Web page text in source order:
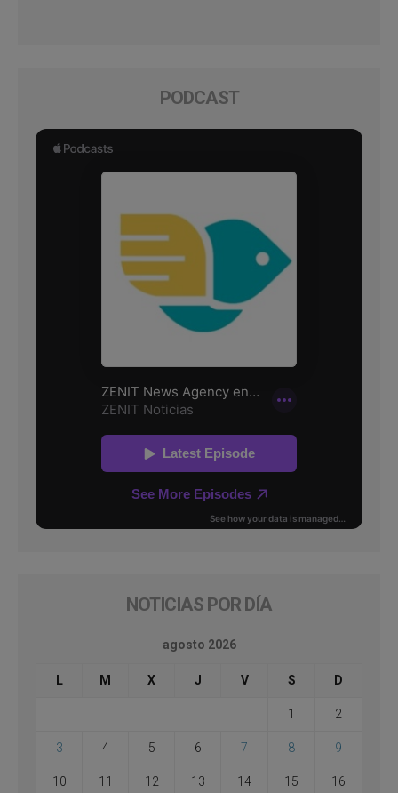
PODCAST
NOTICIAS POR DÍA
agosto 2026
L M X J V S D
1 2
3 4 5 6 7 8 9
10 11 12 13 14 15 16